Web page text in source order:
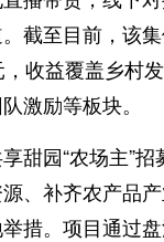
截至目前，该
收益覆盖乡村
激励等板块。
园“农场主”招
、补齐农产品
措。项目通过